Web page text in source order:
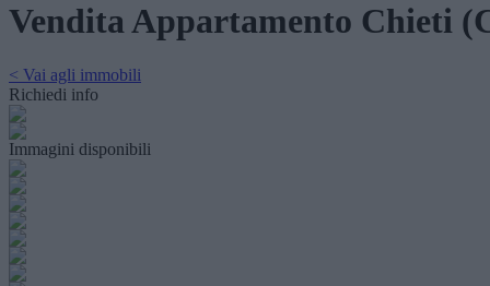
Vendita Appartamento Chieti
< Vai agli immobili
Richiedi info
Immagini disponibili